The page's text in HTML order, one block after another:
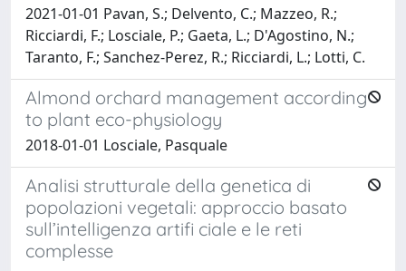
2021-01-01 Pavan, S.; Delvento, C.; Mazzeo, R.;
Ricciardi, F.; Losciale, P.; Gaeta, L.; D'Agostino, N.;
Taranto, F.; Sanchez-Perez, R.; Ricciardi, L.; Lotti, C.
Almond orchard management according
to plant eco-physiology
2018-01-01 Losciale, Pasquale
Analisi strutturale della genetica di
popolazioni vegetali: approccio basato
sull’intelligenza artifi ciale e le reti
complesse